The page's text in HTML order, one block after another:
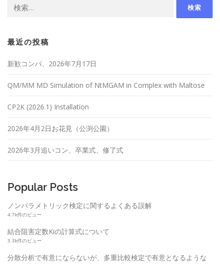
索:
最近の投稿
新歓コンパ、2026年7月17日
QM/MM MD Simulation of NtMGAM in Complex with Maltose
CP2K (2026.1) Installation
2026年4月2日お花見（公渕公園）
2026年3月追いコン、卒業式、修了式
Popular Posts
ノンパラメトリック検定に関するよくある誤解
4.7k件のビュー
結合阻害定数Kiの計算式について
3.3k件のビュー
分散分析で有意にならないが、多重比較検定で有意となるような